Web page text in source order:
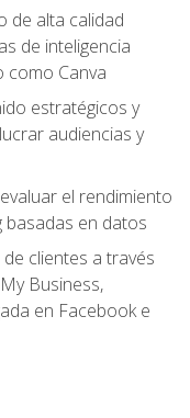
de alta calidad
de inteligencia
como Canva
estratégicos y
audiencias y
el rendimiento
basadas en datos
clientes a través
Business,
en Facebook e